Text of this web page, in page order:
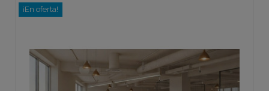
¡En oferta!